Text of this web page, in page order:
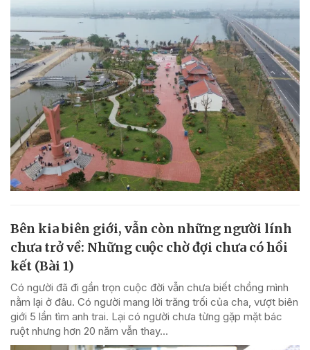
Bên kia biên giới, vẫn còn những người lính
chưa trở về: Những cuộc chờ đợi chưa có hồi
kết (Bài 1)
Có người đã đi gần trọn cuộc đời vẫn chưa biết chồng mình
nằm lại ở đâu. Có người mang lời trăng trối của cha, vượt biên
giới 5 lần tìm anh trai. Lại có người chưa từng gặp mặt bác
ruột nhưng hơn 20 năm vẫn thay...